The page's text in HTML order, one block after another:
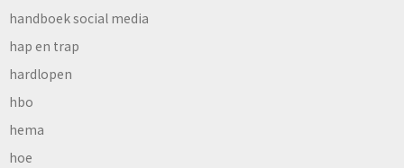
handboek social media
hap en trap
hardlopen
hbo
hema
hoe